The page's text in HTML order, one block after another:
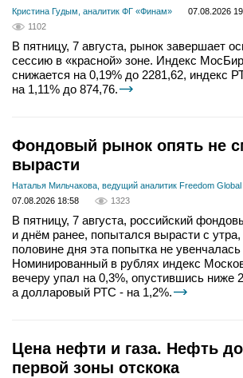
Кристина Гудым, аналитик ФГ «Финам»
07.08.2026
1102
В пятницу, 7 августа, рынок завершает
сессию в «красной» зоне. Индекс
снижается на 0,19% до 2281,62, индекс
на 1,11% до 874,76.
Фондовый рынок опять не
вырасти
Наталья Мильчакова, ведущий аналитик Freedom Global
07.08.2026 18:58
1323
В пятницу, 7 августа, российский
и днём ранее, попытался вырасти с утра,
половине дня эта попытка не
Номинированный в рублях индекс
вечеру упал на 0,3%, опустившись ниже
а долларовый РТС - на 1,2%.
Цена нефти и газа. Нефть
первой зоны отскока